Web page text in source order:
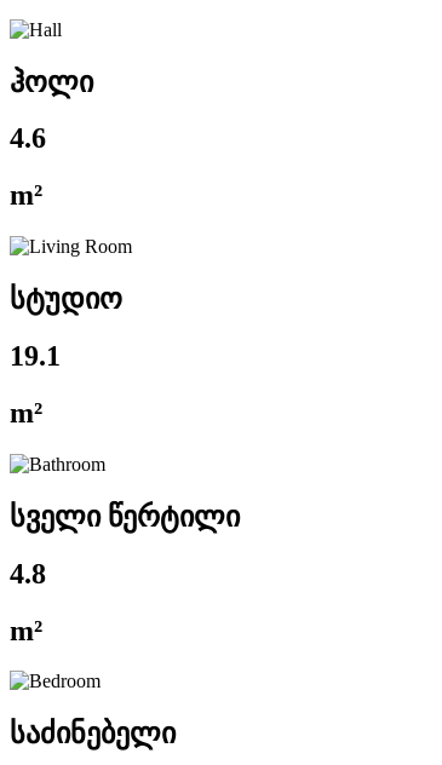
ჰოლი
4.6
m²
სტუდიო
19.1
m²
სველი წერტილი
4.8
m²
საძინებელი